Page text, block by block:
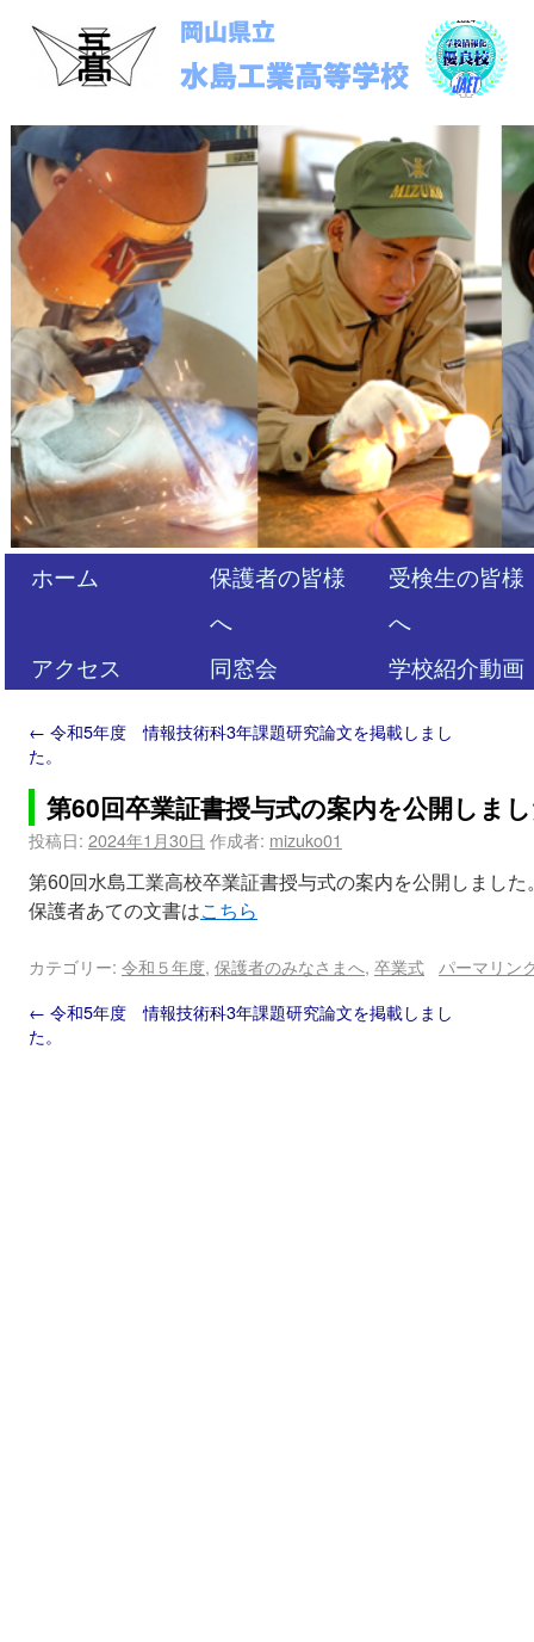
ホーム
保護者の皆様
へ
受検生の皆様
へ
アクセス
同窓会 学校紹介動画
← 令和5年度 情報技術科3年課題研究論文を掲載しまし
た。
第60回卒業証書授与式の案内を公開しま
投稿日: 2024年1月30日 作成者: mizuko01
第60回水島工業高校卒業証書授与式の案内を公開しました
保護者あての文書はこちら
カテゴリー: 令和５年度, 保護者のみなさまへ, 卒業式
パーマリン
← 令和5年度 情報技術科3年課題研究論文を掲載しまし
た。